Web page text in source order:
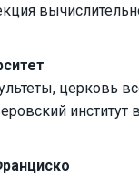
церковь